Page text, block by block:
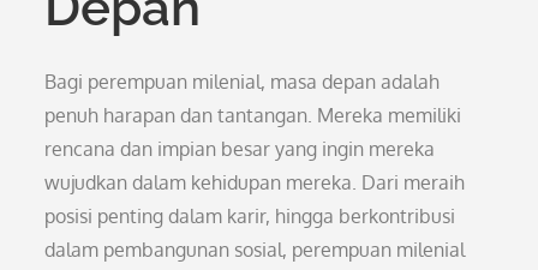
Bagi perempuan milenial, masa depan adalah
penuh harapan dan tantangan. Mereka memiliki
rencana dan impian besar yang ingin mereka
wujudkan dalam kehidupan mereka. Dari meraih
posisi penting dalam karir, hingga berkontribusi
dalam pembangunan sosial, perempuan milenial